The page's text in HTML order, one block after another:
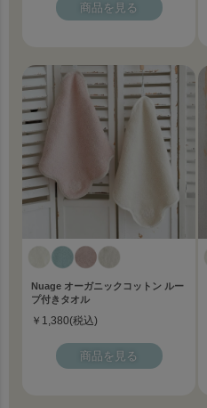
商品を見る
Nuage オーガニックコットン ルー
プ付きタオル
￥1,380(税込)
商品を見る